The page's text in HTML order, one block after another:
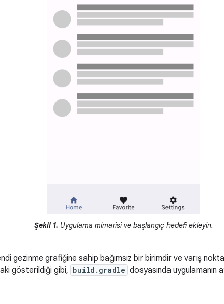
Şekil 1. Uygulama mimarisi ve başlangıç hedefi ekleyin.
gezinme grafiğine sahip bağımsız bir birimdir ve varış
gösterildiği gibi, build.gradle dosyasında uygulamanın